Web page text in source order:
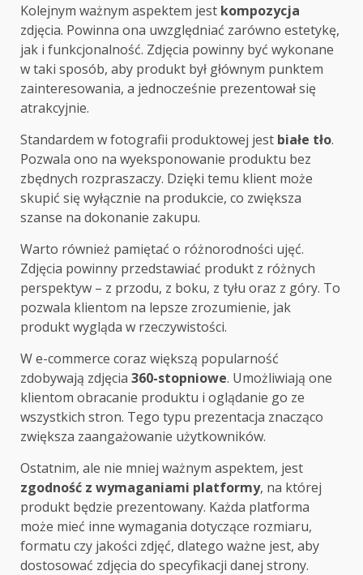
Kolejnym ważnym aspektem jest kompozycja
zdjęcia. Powinna ona uwzględniać zarówno estetykę,
jak i funkcjonalność. Zdjęcia powinny być wykonane
w taki sposób, aby produkt był głównym punktem
zainteresowania, a jednocześnie prezentował się
atrakcyjnie.
Standardem w fotografii produktowej jest białe tło.
Pozwala ono na wyeksponowanie produktu bez
zbędnych rozpraszaczy. Dzięki temu klient może
skupić się wyłącznie na produkcie, co zwiększa
szanse na dokonanie zakupu.
Warto również pamiętać o różnorodności ujęć.
Zdjęcia powinny przedstawiać produkt z różnych
perspektyw – z przodu, z boku, z tyłu oraz z góry. To
pozwala klientom na lepsze zrozumienie, jak
produkt wygląda w rzeczywistości.
W e-commerce coraz większą popularność
zdobywają zdjęcia 360-stopniowe. Umożliwiają one
klientom obracanie produktu i oglądanie go ze
wszystkich stron. Tego typu prezentacja znacząco
zwiększa zaangażowanie użytkowników.
Ostatnim, ale nie mniej ważnym aspektem, jest
zgodność z wymaganiami platformy, na której
produkt będzie prezentowany. Każda platforma
może mieć inne wymagania dotyczące rozmiaru,
formatu czy jakości zdjęć, dlatego ważne jest, aby
dostosować zdjęcia do specyfikacji danej strony.